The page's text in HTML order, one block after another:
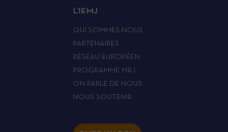
L’IEMJ
QUI SOMMES-NOUS
PARTENAIRES
RÉSEAU EUROPÉEN
PROGRAMME MRJ
ON PARLE DE NOUS
NOUS SOUTENIR